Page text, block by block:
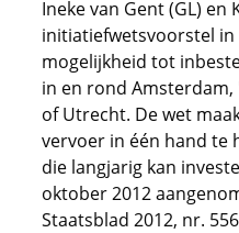
Ineke van Gent (GL) en
initiatiefwetsvoorstel
mogelijkheid tot
in en rond
of Utrecht. De wet
vervoer in één hand te
die langjarig kan
oktober 2012
Staatsblad 2012, nr.